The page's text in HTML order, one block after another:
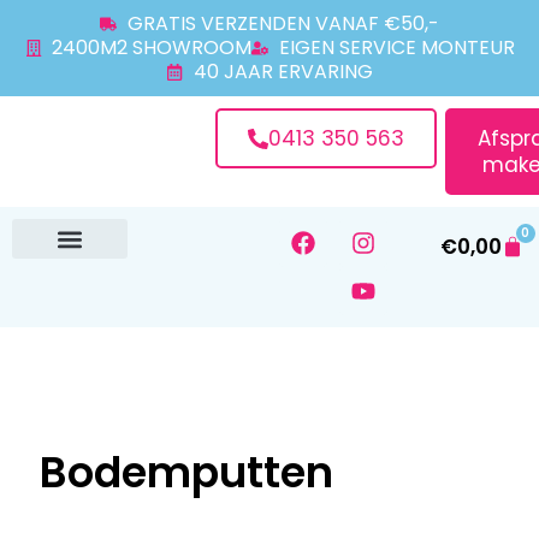
GRATIS VERZENDEN VANAF €50,-
2400M2 SHOWROOM
EIGEN SERVICE MONTEUR
40 JAAR ERVARING
0413 350 563
€0,00 0
Bodemputten